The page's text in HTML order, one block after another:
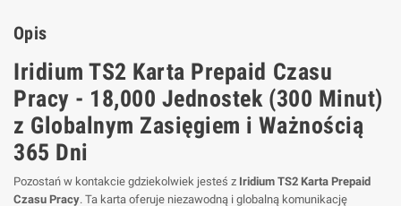
Opis
Iridium TS2 Karta Prepaid Czasu
Pracy - 18,000 Jednostek (300 Minut)
z Globalnym Zasięgiem i Ważnością
365 Dni
Pozostań w kontakcie gdziekolwiek jesteś z Iridium TS2 Karta Prepaid
Czasu Pracy. Ta karta oferuje niezawodną i globalną komunikację